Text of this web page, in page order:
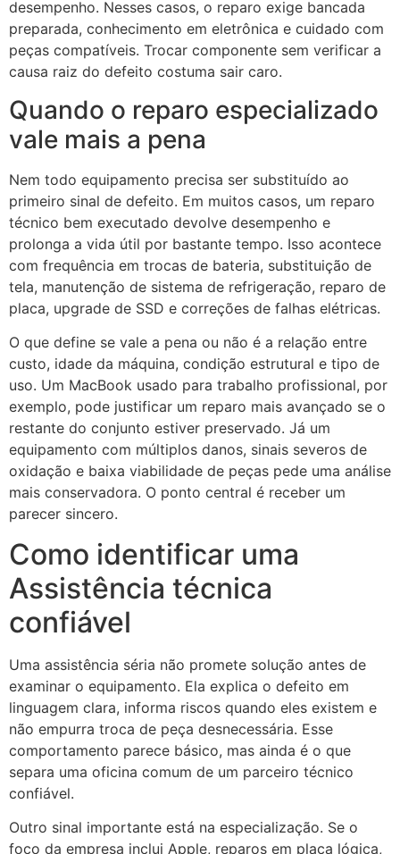
desempenho. Nesses casos, o reparo exige bancada
preparada, conhecimento em eletrônica e cuidado com
peças compatíveis. Trocar componente sem verificar a
causa raiz do defeito costuma sair caro.
Quando o reparo especializado
vale mais a pena
Nem todo equipamento precisa ser substituído ao
primeiro sinal de defeito. Em muitos casos, um reparo
técnico bem executado devolve desempenho e
prolonga a vida útil por bastante tempo. Isso acontece
com frequência em trocas de bateria, substituição de
tela, manutenção de sistema de refrigeração, reparo de
placa, upgrade de SSD e correções de falhas elétricas.
O que define se vale a pena ou não é a relação entre
custo, idade da máquina, condição estrutural e tipo de
uso. Um MacBook usado para trabalho profissional, por
exemplo, pode justificar um reparo mais avançado se o
restante do conjunto estiver preservado. Já um
equipamento com múltiplos danos, sinais severos de
oxidação e baixa viabilidade de peças pede uma análise
mais conservadora. O ponto central é receber um
parecer sincero.
Como identificar uma
Assistência técnica
confiável
Uma assistência séria não promete solução antes de
examinar o equipamento. Ela explica o defeito em
linguagem clara, informa riscos quando eles existem e
não empurra troca de peça desnecessária. Esse
comportamento parece básico, mas ainda é o que
separa uma oficina comum de um parceiro técnico
confiável.
Outro sinal importante está na especialização. Se o
foco da empresa inclui Apple, reparos em placa lógica,